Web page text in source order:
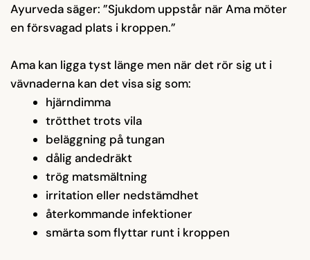
Ayurveda säger: ”Sjukdom uppstår när Ama möter
en försvagad plats i kroppen.”
Ama kan ligga tyst länge men när det rör sig ut i
vävnaderna kan det visa sig som:
hjärndimma
trötthet trots vila
beläggning på tungan
dålig andedräkt
trög matsmältning
irritation eller nedstämdhet
återkommande infektioner
smärta som flyttar runt i kroppen